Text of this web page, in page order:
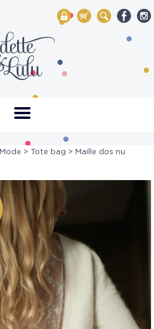
My Account
Mon panier
Rechercher
Mode > Tote bag > Maille dos nu